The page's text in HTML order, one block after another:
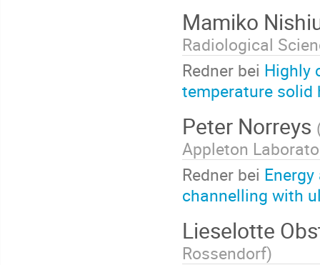
Mamiko
Radiological
Redner bei Highly
temperature solid
Peter Norreys
Appleton
Redner bei
channelling with
Lieselotte
Rossendorf)